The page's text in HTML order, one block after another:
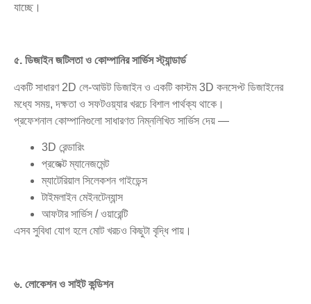
যাচ্ছে।
৫. ডিজাইন জটিলতা ও কোম্পানির সার্ভিস স্ট্যান্ডার্ড
একটি সাধারণ 2D লে-আউট ডিজাইন ও একটি কাস্টম 3D কনসেপ্ট ডিজাইনের
মধ্যে সময়, দক্ষতা ও সফটওয়্যার খরচে বিশাল পার্থক্য থাকে।
প্রফেশনাল কোম্পানিগুলো সাধারণত নিম্নলিখিত সার্ভিস দেয় —
3D রেন্ডারিং
প্রজেক্ট ম্যানেজমেন্ট
ম্যাটেরিয়াল সিলেকশন গাইডেন্স
টাইমলাইন মেইনটেন্যান্স
আফটার সার্ভিস / ওয়ারেন্টি
এসব সুবিধা যোগ হলে মোট খরচও কিছুটা বৃদ্ধি পায়।
৬. লোকেশন ও সাইট কন্ডিশন